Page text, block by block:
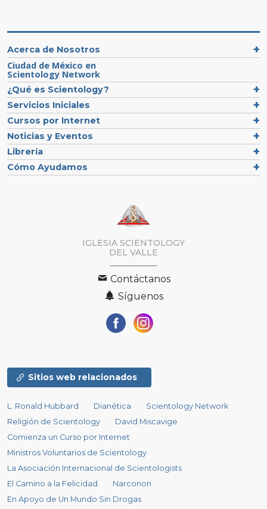
Acerca de Nosotros
Ciudad de México en
Scientology Network
¿Qué es Scientology?
Servicios Iniciales
Cursos por Internet
Noticias y Eventos
Librería
Cómo Ayudamos
IGLESIA SCIENTOLOGY
DEL VALLE
Contáctanos
Síguenos
Sitios web relacionados
L. Ronald Hubbard Dianética
Scientology Network
Religión de Scientology
David Miscavige
Comienza un Curso por Internet
Ministros Voluntarios de Scientology
La Asociación Internacional de Scientologists
El Camino a la Felicidad
Narconon
En Apoyo de Un Mundo Sin Drogas